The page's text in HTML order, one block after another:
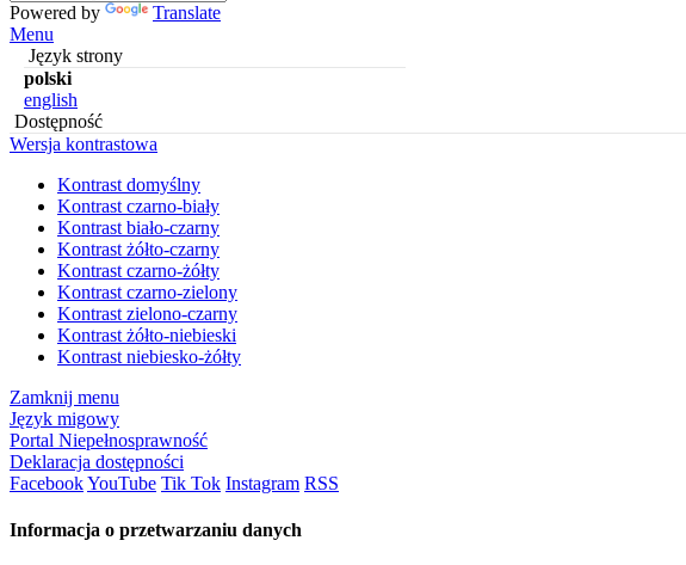
Powered by
Translate
Menu
Język strony
polski
english
Dostępność
Wersja kontrastowa
Kontrast domyślny
Kontrast czarno-biały
Kontrast biało-czarny
Kontrast żółto-czarny
Kontrast czarno-żółty
Kontrast czarno-zielony
Kontrast zielono-czarny
Kontrast żółto-niebieski
Kontrast niebiesko-żółty
Zamknij menu
Język migowy
Portal Niepełnosprawność
Deklaracja dostępności
FacebookYouTube Tik Tok Instagram RSS
Informacja o przetwarzaniu danych